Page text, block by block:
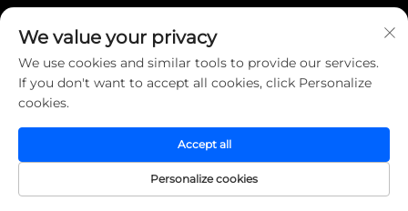
[email protected]
Politique de confidentialité
We value your privacy
We use cookies and similar tools to provide our services.
If you don't want to accept all cookies, click Personalize
cookies.
Personalize cookies
Accept all